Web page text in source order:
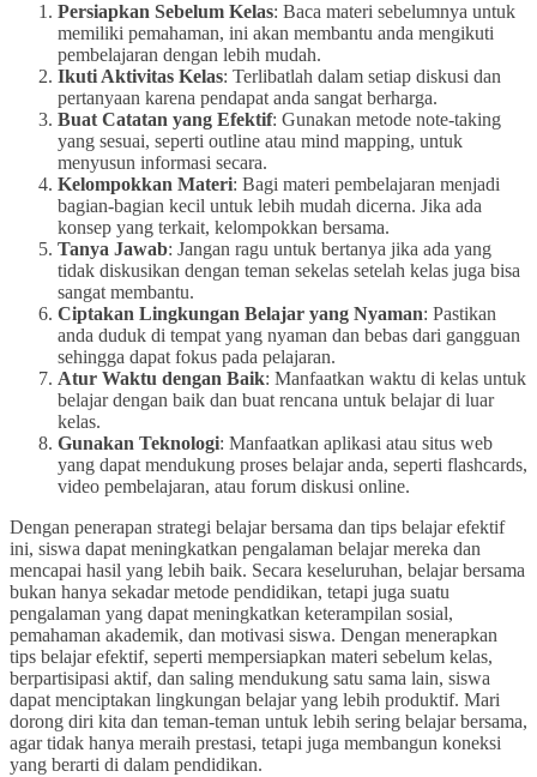
Persiapkan Sebelum Kelas: Baca materi sebelumnya untuk
memiliki pemahaman, ini akan membantu anda mengikuti
pembelajaran dengan lebih mudah.
Ikuti Aktivitas Kelas: Terlibatlah dalam setiap diskusi dan
pertanyaan karena pendapat anda sangat berharga.
Buat Catatan yang Efektif: Gunakan metode note-taking
yang sesuai, seperti outline atau mind mapping, untuk
menyusun informasi secara.
Kelompokkan Materi: Bagi materi pembelajaran menjadi
bagian-bagian kecil untuk lebih mudah dicerna. Jika ada
konsep yang terkait, kelompokkan bersama.
Tanya Jawab: Jangan ragu untuk bertanya jika ada yang
tidak diskusikan dengan teman sekelas setelah kelas juga bisa
sangat membantu.
Ciptakan Lingkungan Belajar yang Nyaman: Pastikan
anda duduk di tempat yang nyaman dan bebas dari gangguan
sehingga dapat fokus pada pelajaran.
Atur Waktu dengan Baik: Manfaatkan waktu di kelas untuk
belajar dengan baik dan buat rencana untuk belajar di luar
kelas.
Gunakan Teknologi: Manfaatkan aplikasi atau situs web
yang dapat mendukung proses belajar anda, seperti flashcards,
video pembelajaran, atau forum diskusi online.
Dengan penerapan strategi belajar bersama dan tips belajar efektif
ini, siswa dapat meningkatkan pengalaman belajar mereka dan
mencapai hasil yang lebih baik. Secara keseluruhan, belajar bersama
bukan hanya sekadar metode pendidikan, tetapi juga suatu
pengalaman yang dapat meningkatkan keterampilan sosial,
pemahaman akademik, dan motivasi siswa. Dengan menerapkan
tips belajar efektif, seperti mempersiapkan materi sebelum kelas,
berpartisipasi aktif, dan saling mendukung satu sama lain, siswa
dapat menciptakan lingkungan belajar yang lebih produktif. Mari
dorong diri kita dan teman-teman untuk lebih sering belajar bersama,
agar tidak hanya meraih prestasi, tetapi juga membangun koneksi
yang berarti di dalam pendidikan.